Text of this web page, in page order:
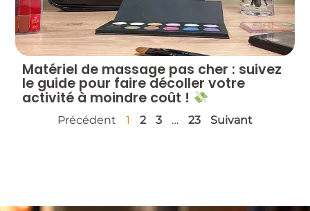
Matériel de massage pas cher : suivez
le guide pour faire décoller votre
activité à moindre coût !
Précédent 1 2 3 … 23 Suivant